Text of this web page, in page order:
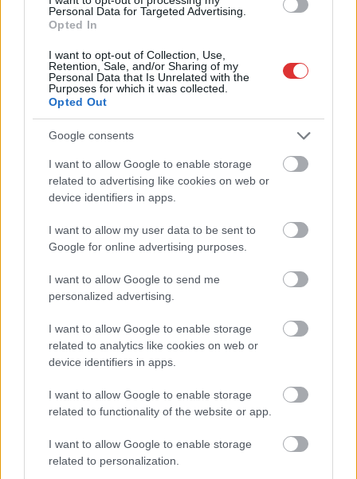
Personal Data for Targeted Advertising.
Opted In
I want to opt-out of Collection, Use,
Retention, Sale, and/or Sharing of my
Personal Data that Is Unrelated with the
Purposes for which it was collected.
Opted Out
Google consents
I want to allow Google to enable storage
related to advertising like cookies on web or
device identifiers in apps.
I want to allow my user data to be sent to
Google for online advertising purposes.
I want to allow Google to send me
personalized advertising.
I want to allow Google to enable storage
related to analytics like cookies on web or
device identifiers in apps.
I want to allow Google to enable storage
related to functionality of the website or app.
I want to allow Google to enable storage
related to personalization.
Hírlevél feliratkozás
Adja meg keresztnevét:
meg e-mail címét:
Megismertem és elfogadom a
Nem szeretne lemaradni semmiről? Csak egy kattintás, és hírlevelünk a
postaládájába érkezik!
A SZOL24 legfrissebb 24 cikke